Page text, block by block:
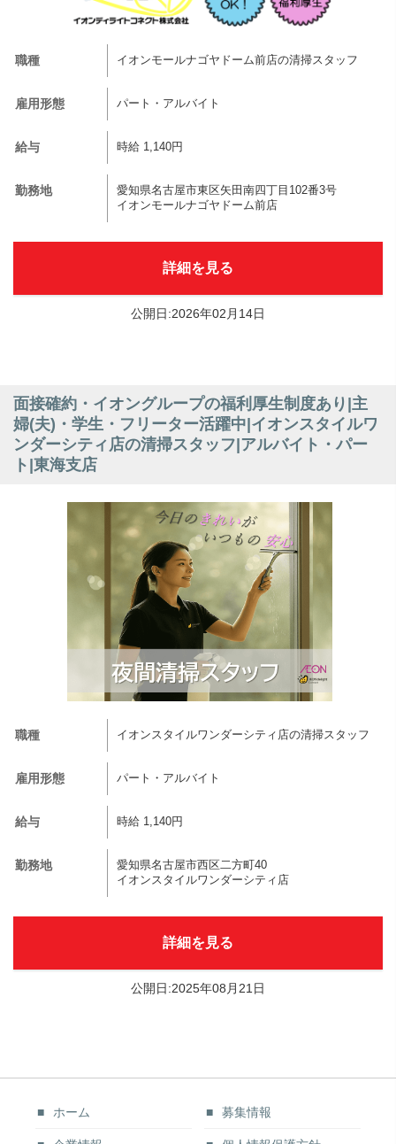
職種 イオンモールナゴヤドーム前店の清掃スタッフ
雇用形態 パート・アルバイト
給与 時給 1,140円
勤務地
愛知県名古屋市東区矢田南四丁目102番3号
イオンモールナゴヤドーム前店
詳細を見る
公開日:2026年02月14日
面接確約・イオングループの福利厚生制度あり|主
婦(夫)・学生・フリーター活躍中|イオンスタイルワ
ンダーシティ店の清掃スタッフ|アルバイト・パー
ト|東海支店
職種 イオンスタイルワンダーシティ店の清掃スタッフ
雇用形態 パート・アルバイト
給与 時給 1,140円
勤務地
愛知県名古屋市西区二方町40
イオンスタイルワンダーシティ店
詳細を見る
公開日:2025年08月21日
ホーム 募集情報